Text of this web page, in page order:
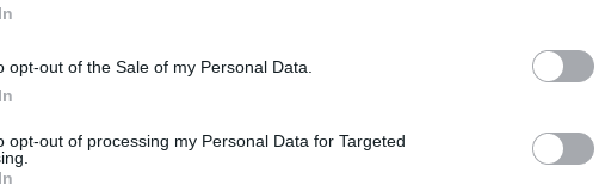
opt-out of the Sale of my Personal Data.
opt-out of processing my Personal Data for Targeted
dame på 5.plass. Foto: KRISTINA LINDGREN
Men der var hun passiv og ble liggende bak i et felt som
med bare tre sekunder mellom første og siste løper.